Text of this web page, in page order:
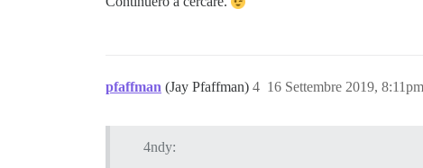
pfaffman (Jay Pfaffman) 16 Settembre 2019, 8:11pm
4
4ndy: